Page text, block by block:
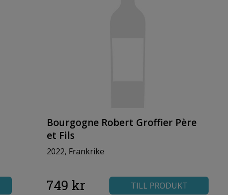
Bourgogne Robert Groffier Père
et Fils
2022, Frankrike
749 kr TILL PRODUKT